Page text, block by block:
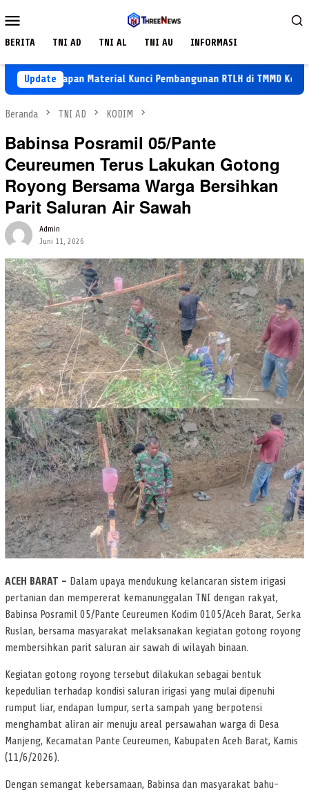
ke
Mobile
BERITA TNI AD TNI AL TNI AU INFORMASI
Update
Persiapan Material Kunci Pembangunan RTLH di TMMD Ke-129
Beranda TNI AD KODIM
Babinsa Posramil 05/Pante
Ceureumen Terus Lakukan Gotong
Royong Bersama Warga Bersihkan
Parit Saluran Air Sawah
Admin
Juni 11, 2026
ACEH BARAT – Dalam upaya mendukung kelancaran sistem irigasi
pertanian dan mempererat kemanunggalan TNI dengan rakyat,
Babinsa Posramil 05/Pante Ceureumen Kodim 0105/Aceh Barat, Serka
Ruslan, bersama masyarakat melaksanakan kegiatan gotong royong
membersihkan parit saluran air sawah di wilayah binaan.
Kegiatan gotong royong tersebut dilakukan sebagai bentuk
kepedulian terhadap kondisi saluran irigasi yang mulai dipenuhi
rumput liar, endapan lumpur, serta sampah yang berpotensi
menghambat aliran air menuju areal persawahan warga di Desa
Manjeng, Kecamatan Pante Ceureumen, Kabupaten Aceh Barat, Kamis
(11/6/2026).
Dengan semangat kebersamaan, Babinsa dan masyarakat bahu-